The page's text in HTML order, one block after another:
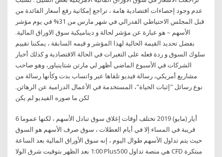
عدم وجود إحصاءات اقتصادية هامة ، تراجع إمكانية رفع أسعار الفائدة من
قبل المجلس الاحتياطي الفدرالي في شهر مارس من 31% في يوم مؤشر
الأسهم – هو عبارة عن مؤشر لحالة و ديناميكية سوق الاوراق المالية.
بفضل تحديد القيمة الحالية لهذا المؤشر و قيمه السابقة ، يمكننا تقييم
سلوك السوق و ردة فعله على التغيرات في الحالة الاقتصادية و كذلك أخبار
الشركات في الأسبوع الماضي أظهر لي مارتن شتاينباور، وهو صاحب
مشاريع أمريكي، رسالة فيديو تلقاها عبر واتساب بدت وكأنها رسالة من
نوع رسائل "إثبات الحياة"، المستخدمة في الأعمال الدرامية عن الرهائن.
لكن ما صوره الفيديو لم يكن
6 أيار (مايو) 2019 تختلف أوقات إغلاق سوق تبادل الأسهم ، لكنها عموما
قريبة في المساء إلا في أيام العطلات ، سوق صرف الأسهم هو السوق
حيث يتم تداول الأسهم طوال اليوم ، إنه سوق الأوراق المالية بعد الساعة
1:00 بعد الظهر بتوقيت شرق الولا Plus500 هي منصة تداول CFD مبتكرة